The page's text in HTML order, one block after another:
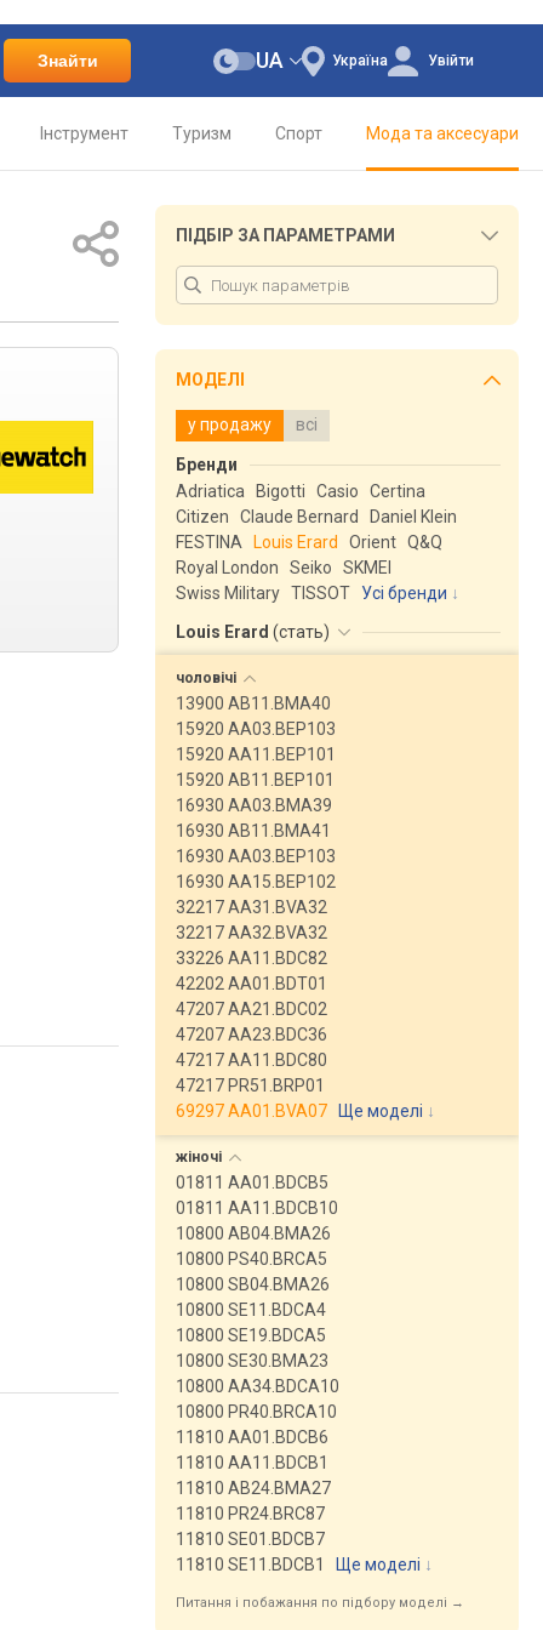
Знайти Україна
UA Увійти
Інструмент Туризм Спорт Мода та аксесуари
ПІДБІР ЗА ПАРАМЕТРАМИ
МОДЕЛІ
у продажу всі
Бренди
Adriatica
Bigotti Casio
Certina
Citizen
Claude Bernard
Daniel Klein
FESTINA
Louis Erard Orient Q&Q
Royal London
Seiko
SKMEI
Swiss Military TISSOT
Усі бренди
Louis Erard (стать)
чоловічі
13900 AB11.BMA40
15920 AA03.BEP103
15920 AA11.BEP101
15920 AB11.BEP101
16930 AA03.BMA39
16930 AB11.BMA41
16930 AA03.BEP103
16930 AA15.BEP102
32217 AA31.BVA32
32217 AA32.BVA32
33226 AA11.BDC82
42202 AA01.BDT01
47207 AA21.BDC02
47207 AA23.BDC36
47217 AA11.BDC80
47217 PR51.BRP01
69297 AA01.BVA07
Ще моделі ↓
жіночі
01811 AA01.BDCB5
01811 AA11.BDCB10
10800 AB04.BMA26
10800 PS40.BRCA5
10800 SB04.BMA26
10800 SE11.BDCA4
10800 SE19.BDCA5
10800 SE30.BMA23
10800 AA34.BDCA10
10800 PR40.BRCA10
11810 AA01.BDCB6
11810 AA11.BDCB1
11810 AB24.BMA27
11810 PR24.BRC87
11810 SE01.BDCB7
11810 SE11.BDCB1
Ще моделі ↓
Питання і побажання по підбору моделі →